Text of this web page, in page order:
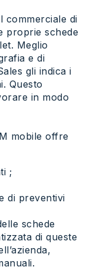
commerciale di
proprie schede
Meglio
e di
gli indica i
Questo
in modo
mobile offre
;
di preventivi
schede
di queste